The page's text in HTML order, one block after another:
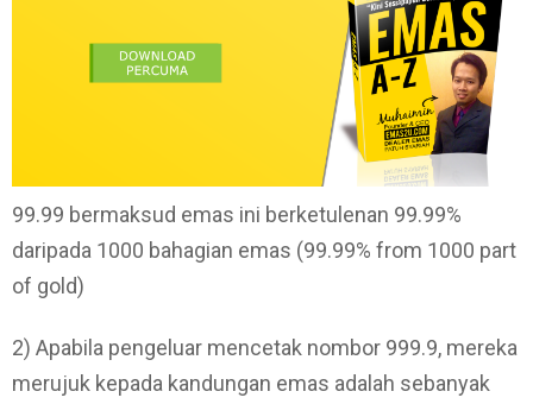
99.99 bermaksud emas ini berketulenan 99.99%
daripada 1000 bahagian emas (99.99% from 1000 part
of gold)
2) Apabila pengeluar mencetak nombor 999.9, mereka
merujuk kepada kandungan emas adalah sebanyak